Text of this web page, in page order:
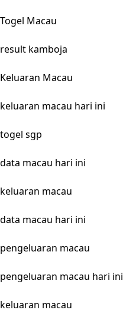
Togel Macau
result kamboja
Keluaran Macau
keluaran macau hari ini
togel sgp
data macau hari ini
keluaran macau
data macau hari ini
pengeluaran macau
pengeluaran macau hari ini
keluaran macau